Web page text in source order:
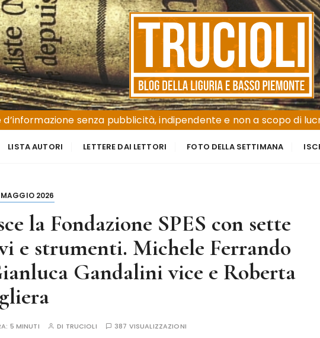
senza pubblicità, indipendente e non a scopo di
LISTA AUTORI LETTERE DAI LETTORI FOTO DELLA SETTIMANA
MAGGIO 2026
la Fondazione SPES con sette
e strumenti. Michele Ferrando
Gandalini vice e Roberta
5 MINUTI DI TRUCIOLI 387 VISUALIZZAZIONI